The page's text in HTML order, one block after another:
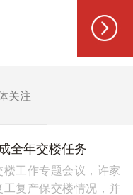
关注
全年交楼任务
楼工作专题会议，许家
复产保交楼情况，并